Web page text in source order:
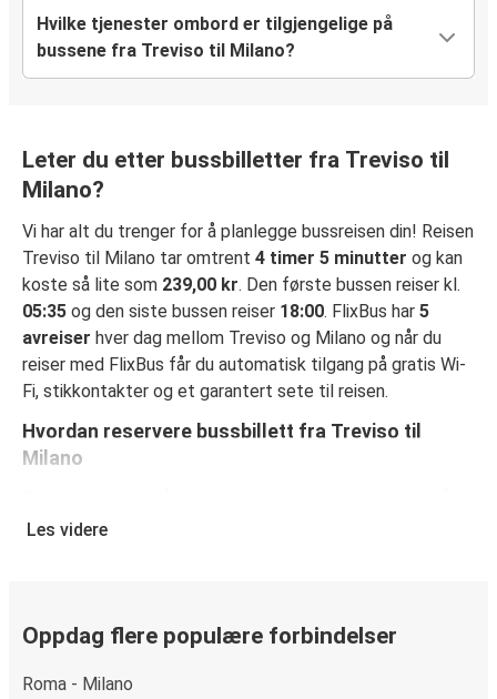
Hvilke tjenester ombord er tilgjengelige på
bussene fra Treviso til Milano?
Leter du etter bussbilletter fra Treviso til
Milano?
Vi har alt du trenger for å planlegge bussreisen din! Reisen
Treviso til Milano tar omtrent 4 timer 5 minutter og kan
koste så lite som 239,00 kr. Den første bussen reiser kl.
05:35 og den siste bussen reiser 18:00. FlixBus har 5
avreiser hver dag mellom Treviso og Milano og når du
reiser med FlixBus får du automatisk tilgang på gratis Wi-
Fi, stikkontakter og et garantert sete til reisen.
Hvordan reservere bussbillett fra Treviso til
Milano
denne nettsiden eller på den kostnadsfrie appen FlixBus
debetkort, kredittkort
Club/JCB/Discover) Carte Bleue, PayPal, Google Pay og
Les videre
Oppdag flere populære forbindelser
Roma - Milano